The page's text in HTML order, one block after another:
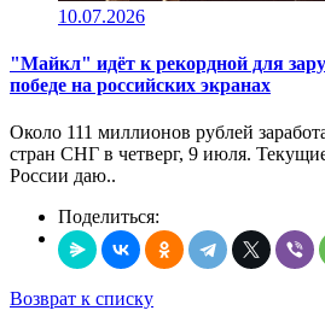
10.07.2026
"Майкл" идёт к рекордной для
победе на российских экранах
Около 111 миллионов рублей
стран СНГ в четверг, 9 июля.
России даю..
Поделиться:
Возврат к списку